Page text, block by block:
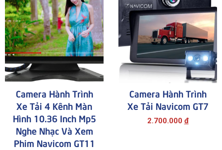
Camera Hành Trình
Xe Tải 4 Kênh Màn
Hình 10.36 Inch Mp5
Nghe Nhạc Và Xem
Phim Navicom GT11
Camera Hành Trình
Xe Tải Navicom GT7
2.700.000 đ